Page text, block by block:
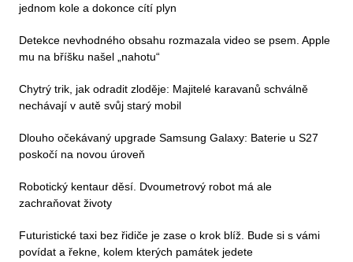
jednom kole a dokonce cítí plyn
Detekce nevhodného obsahu rozmazala video se psem. Apple
mu na bříšku našel „nahotu“
Chytrý trik, jak odradit zloděje: Majitelé karavanů schválně
nechávají v autě svůj starý mobil
Dlouho očekávaný upgrade Samsung Galaxy: Baterie u S27
poskočí na novou úroveň
Robotický kentaur děsí. Dvoumetrový robot má ale
zachraňovat životy
Futuristické taxi bez řidiče je zase o krok blíž. Bude si s vámi
povídat a řekne, kolem kterých památek jedete